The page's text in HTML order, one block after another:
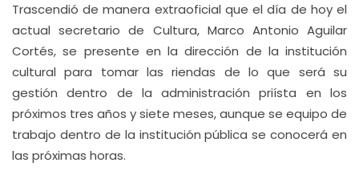
Trascendió de manera extraoficial que el día de hoy el
actual secretario de Cultura, Marco Antonio Aguilar
Cortés, se presente en la dirección de la institución
cultural para tomar las riendas de lo que será su
gestión dentro de la administración priísta en los
próximos tres años y siete meses, aunque se equipo de
trabajo dentro de la institución pública se conocerá en
las próximas horas.